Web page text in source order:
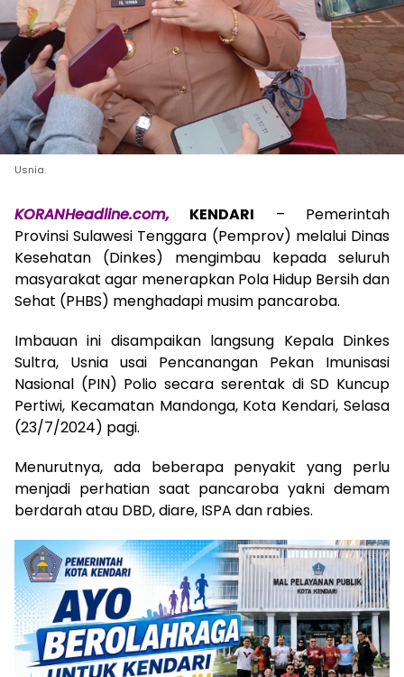
Usnia.
KORANHeadline.com, KENDARI – Pemerintah
Provinsi Sulawesi Tenggara (Pemprov) melalui Dinas
Kesehatan (Dinkes) mengimbau kepada seluruh
masyarakat agar menerapkan Pola Hidup Bersih dan
Sehat (PHBS) menghadapi musim pancaroba.
Imbauan ini disampaikan langsung Kepala Dinkes
Sultra, Usnia usai Pencanangan Pekan Imunisasi
Nasional (PIN) Polio secara serentak di SD Kuncup
Pertiwi, Kecamatan Mandonga, Kota Kendari, Selasa
(23/7/2024) pagi.
Menurutnya, ada beberapa penyakit yang perlu
menjadi perhatian saat pancaroba yakni demam
berdarah atau DBD, diare, ISPA dan rabies.